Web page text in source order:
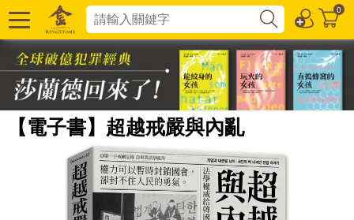
0
【電子書】超越戒嚴與內亂